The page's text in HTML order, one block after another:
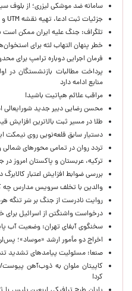
سامانه ضد موشکی لیزری؛ از بلوف
جزئیات ثبت ادعا، تهیه نقشه UTM و ارائه مادر سند اعلام شد
تلگراف: جنگ علیه ایران ممکن است
خطر پنهان التهاب لثه برای
فرمان اجرایی دوباره ترامپ برای
پرداخت مطالبات بازنشستگان در
منابع ادامه دارد
مراقب علائم هپاتیت باشید!
محسن رضایی دبیر جدید شورایعالی
طلا در مسیر ثبت بالاترین افزایش
دستیار سابق قلعه‌نویی روی نیمکت
تردد روان در تمامی محورهای
ترکیه، عربستان و پاکستان امروز
بررسی ضوابط افزایش اعتبار
والدین با تخلف سرویس مدارس چه
روایت نادرست از جنگ بر سَر تنگه
درخواست واشنگتن از اسرائیل
سخنگوی آبفای تهران: وضعیت آب
اخراج دو مأمور ارشد «موساد»؛
صنعا: مسئولیت پیامدهای تشدید
کاپیتان ملوان به ذوب‌آهن
کرد!